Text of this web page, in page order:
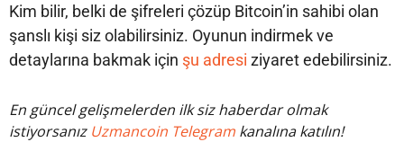
Kim bilir, belki de şifreleri çözüp Bitcoin’in sahibi olan
şanslı kişi siz olabilirsiniz. Oyunun indirmek ve
detaylarına bakmak için şu adresi ziyaret edebilirsiniz.
En güncel gelişmelerden ilk siz haberdar olmak
istiyorsanız Uzmancoin Telegram kanalına katılın!